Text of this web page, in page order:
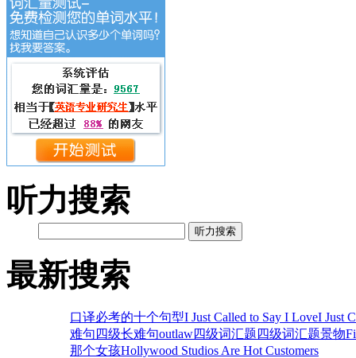
听力搜索
听力搜索
最新搜索
口译必考的十个句型I Just Called to Say I LoveI Just
难句 四级长难句outlaw四级词汇题 四级词汇题景物
那个女孩Hollywood Studios Are Hot Customers